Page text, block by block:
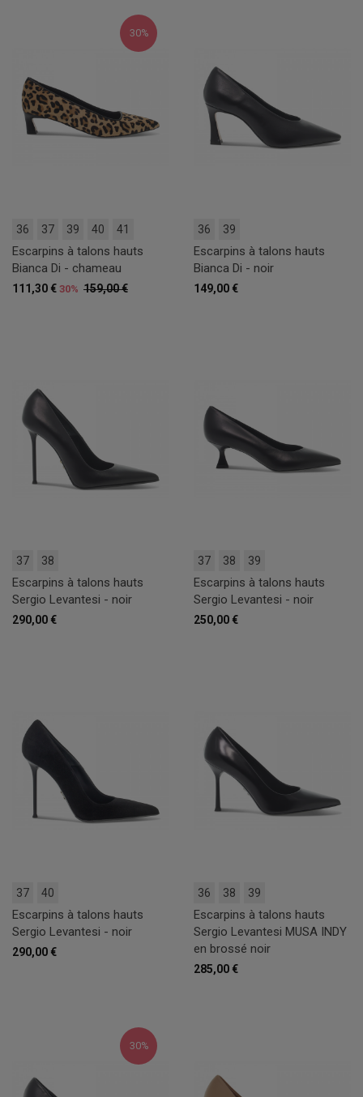
30%
36 37 39 40 41
Escarpins à talons hauts
Bianca Di - chameau
159,00 €
111,30 € 30%
36 39
Escarpins à talons hauts
Bianca Di - noir
149,00 €
37 38
Escarpins à talons hauts
Sergio Levantesi - noir
290,00 €
37 38 39
Escarpins à talons hauts
Sergio Levantesi - noir
250,00 €
37 40
Escarpins à talons hauts
Sergio Levantesi - noir
290,00 €
36 38 39
Escarpins à talons hauts
Sergio Levantesi MUSA INDY
en brossé noir
285,00 €
30%